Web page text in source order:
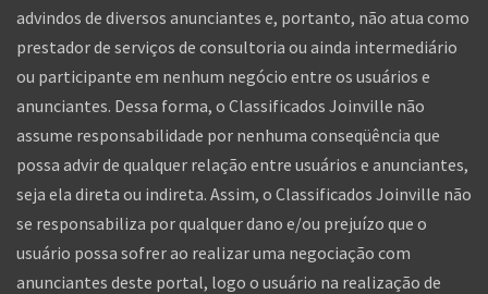
advindos de diversos anunciantes e, portanto, não atua como
prestador de serviços de consultoria ou ainda intermediário
ou participante em nenhum negócio entre os usuários e
anunciantes. Dessa forma, o Classificados Joinville não
assume responsabilidade por nenhuma conseqüência que
possa advir de qualquer relação entre usuários e anunciantes,
seja ela direta ou indireta. Assim, o Classificados Joinville não
se responsabiliza por qualquer dano e/ou prejuízo que o
usuário possa sofrer ao realizar uma negociação com
anunciantes deste portal, logo o usuário na realização de